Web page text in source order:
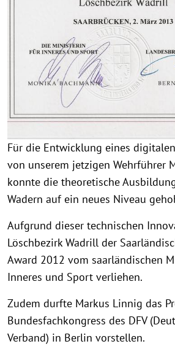
Für die Entwicklung eines
von unserem jetzigen Wehrführer
konnte die theoretische
Wadern auf ein neues Niveau
Aufgrund dieser technischen
Löschbezirk Wadrill der
Award 2012 vom saarländischen
Inneres und Sport verliehen.
Zudem durfte Markus Linnig das
Bundesfachkongress des DFV
Verband) in Berlin vorstellen.